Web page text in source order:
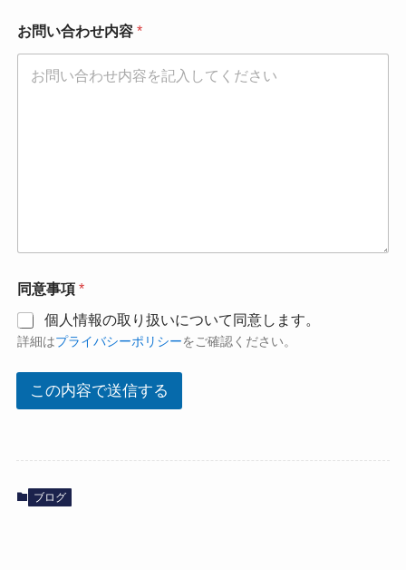
お問い合わせ内容 *
同意事項 *
個人情報の取り扱いについて同意します。
詳細はプライバシーポリシーをご確認ください。
この内容で送信する
ブログ